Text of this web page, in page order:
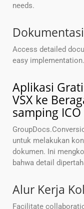
needs.
Access detailed
easy implementation.
Aplikasi
VSX ke
samping ICO
untuk melakukan
dokumen. Ini
bahwa detail
Alur Kerja
Facilitate